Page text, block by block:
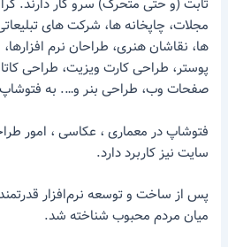
ثابت (و حتی متحرک) سرو کار دارند.
مجلات، چاپخانه ها، شرکت های
ها، نقاشان هنری، طراحان نرم
پوستر، طراحی کارت ویزیت، طراحی
صفحات وب، طراحی بنر و…. به فتوشاپ
فتوشاپ در معماری ، عکاسی ، امور
سایت نیز کاربرد دارد.
پس از ساخت و توسعه نرم‌افزار
میان مردم محبوب شناخته شد.